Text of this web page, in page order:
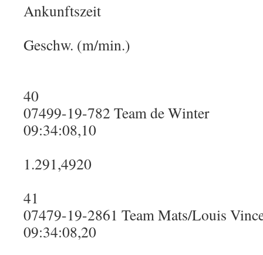
Ankunftszeit
Geschw. (m/min.)
40
07499-19-782 Team de Winter
09:34:08,10
1.291,4920
41
07479-19-2861 Team Mats/Louis
09:34:08,20